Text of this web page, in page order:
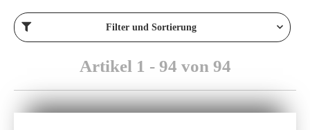
Filter und Sortierung
Artikel 1 - 94 von 94